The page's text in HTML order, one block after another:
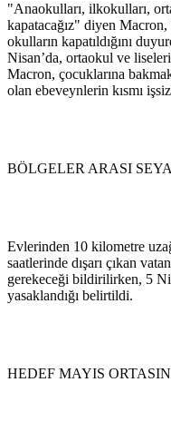
"Anaokulları, ilkokulları,
kapatacağız" diyen
okulların kapatıldığını
Nisan’da, ortaokul ve
Macron, çocuklarına
olan ebeveynlerin kısmı
BÖLGELER ARASI
Evlerinden 10 kilometre
saatlerinde dışarı çıkan
gerekeceği bildirilirken, 5
yasaklandığı belirtildi.
HEDEF MAYIS